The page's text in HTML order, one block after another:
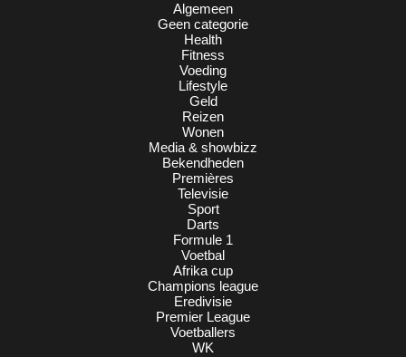
Algemeen
Geen categorie
Health
Fitness
Voeding
Lifestyle
Geld
Reizen
Wonen
Media & showbizz
Bekendheden
Premières
Televisie
Sport
Darts
Formule 1
Voetbal
Afrika cup
Champions league
Eredivisie
Premier League
Voetballers
WK